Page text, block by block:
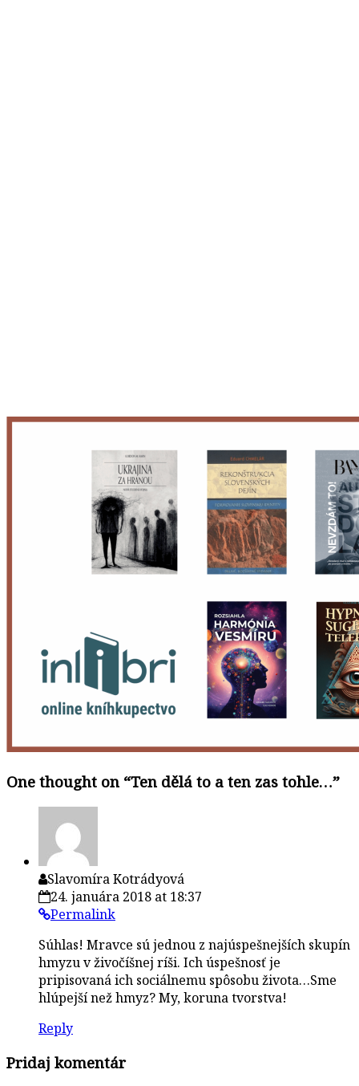
One thought on “Ten dělá to a ten zas tohle…”
Slavomíra Kotrádyová
24. januára 2018 at 18:37
Permalink
Súhlas! Mravce sú jednou z najúspešnejších skupín
hmyzu v živočíšnej ríši. Ich úspešnosť je
pripisovaná ich sociálnemu spôsobu života…Sme
hlúpejší než hmyz? My, koruna tvorstva!
Reply
Pridaj komentár